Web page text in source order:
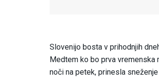
Slovenijo bosta v prihodnjih
Medtem ko bo prva vremenska
noči na petek, prinesla